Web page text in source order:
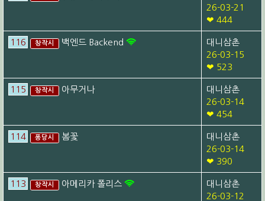
26-03-21
❤ 444
116 창작시 백엔드 Backend
대니삼촌
26-03-15
❤ 523
115 창작시 아무거나
대니삼촌
26-03-14
❤ 454
114 퐁당시 봄꽃
대니삼촌
26-03-14
❤ 390
113 창작시 아메리카 폴리스
대니삼촌
26-03-12